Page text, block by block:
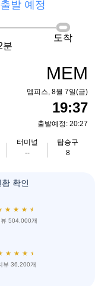
발 예정
분
도착
MEM
멤피스, 8월 7일(금)
19:37
출발예정: 20:27
터미널
--
탑승구
8
확인
★ ★ ★ ★
뷰 504,000개
★ ★ ★ ★
뷰 36,200개